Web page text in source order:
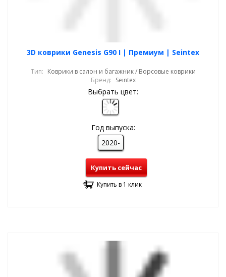
3D коврики Genesis G90 I | Премиум | Seintex
Тип: Коврики в салон и багажник / Ворсовые коврики
Бренд: Seintex
Выбрать цвет:
Год выпуска:
2020-
Купить сейчас
Купить в 1 клик